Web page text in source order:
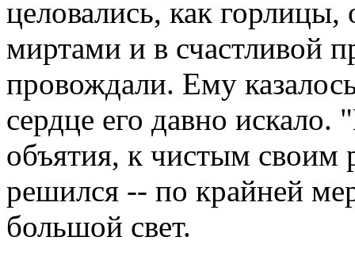
целовались, как
миртами и в счастливой
провождали. Ему
сердце его давно искало.
объятия, к чистым своим
решился -- по крайней
большой свет.